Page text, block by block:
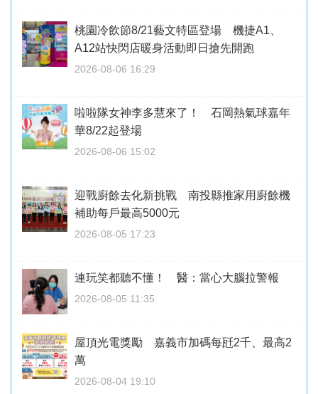
桃園冷飲節8/21藝文特區登場 機捷A1、
A12站快閃店暖身活動即日搶先開跑
2026-08-06 16:29
啦啦隊女神李多慧來了！ 石岡熱氣球嘉年
華8/22起登場
2026-08-06 15:02
迎戰廚餘去化新挑戰 南投縣推家用廚餘機
補助每戶最高5000元
2026-08-05 17:23
連玩笑都聽不懂！ 醫：當心大腦拉警報
2026-08-05 11:35
屋頂光電獎勵 嘉義市加碼每瓩2千、最高2
萬
2026-08-04 19:10